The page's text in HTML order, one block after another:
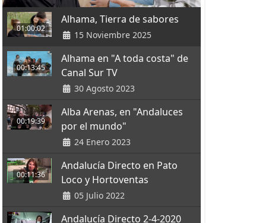
01:00:02
Alhama, Tierra de sabores
15 Noviembre 2025
00:13:45
Alhama en "A toda costa" de
Canal Sur TV
30 Agosto 2023
00:19:39
Alba Arenas, en "Andaluces
por el mundo"
24 Enero 2023
00:11:36
Andalucía Directo en Pato
Loco y Hortoventas
05 Julio 2022
Andalucía Directo 2-4-2020